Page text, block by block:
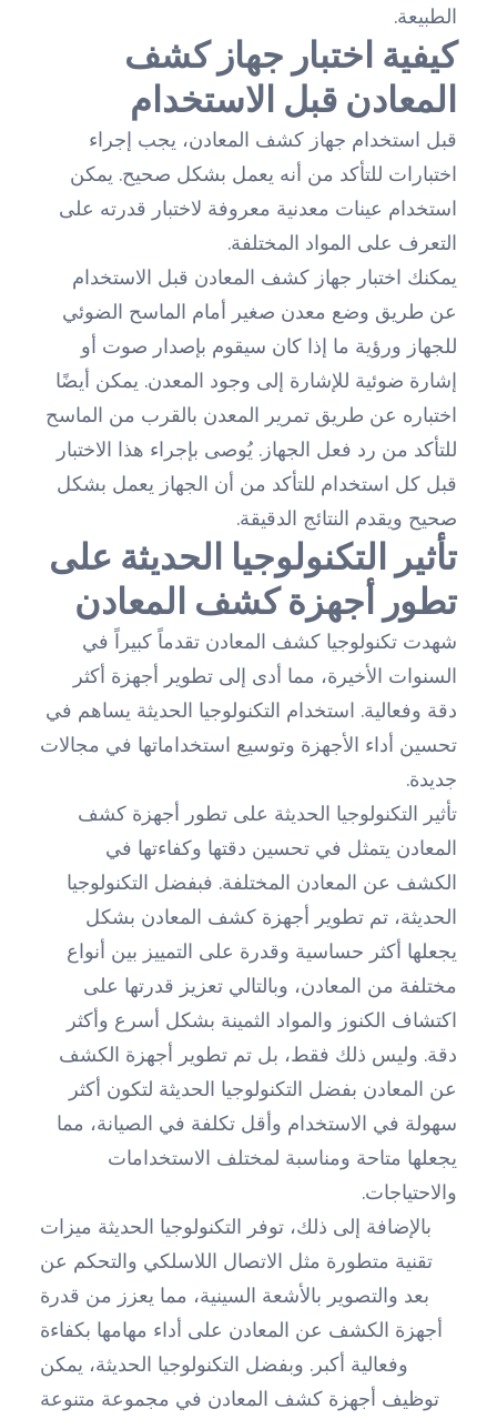
الطبيعة.
كيفية اختبار جهاز كشف
المعادن قبل الاستخدام
قبل استخدام جهاز كشف المعادن، يجب إجراء
اختبارات للتأكد من أنه يعمل بشكل صحيح. يمكن
استخدام عينات معدنية معروفة لاختبار قدرته على
التعرف على المواد المختلفة.
يمكنك اختبار جهاز كشف المعادن قبل الاستخدام
عن طريق وضع معدن صغير أمام الماسح الضوئي
للجهاز ورؤية ما إذا كان سيقوم بإصدار صوت أو
إشارة ضوئية للإشارة إلى وجود المعدن. يمكن أيضًا
اختباره عن طريق تمرير المعدن بالقرب من الماسح
للتأكد من رد فعل الجهاز. يُوصى بإجراء هذا الاختبار
قبل كل استخدام للتأكد من أن الجهاز يعمل بشكل
صحيح ويقدم النتائج الدقيقة.
تأثير التكنولوجيا الحديثة على
تطور أجهزة كشف المعادن
شهدت تكنولوجيا كشف المعادن تقدماً كبيراً في
السنوات الأخيرة، مما أدى إلى تطوير أجهزة أكثر
دقة وفعالية. استخدام التكنولوجيا الحديثة يساهم في
تحسين أداء الأجهزة وتوسيع استخداماتها في مجالات
جديدة.
تأثير التكنولوجيا الحديثة على تطور أجهزة كشف
المعادن يتمثل في تحسين دقتها وكفاءتها في
الكشف عن المعادن المختلفة. فبفضل التكنولوجيا
الحديثة، تم تطوير أجهزة كشف المعادن بشكل
يجعلها أكثر حساسية وقدرة على التمييز بين أنواع
مختلفة من المعادن، وبالتالي تعزيز قدرتها على
اكتشاف الكنوز والمواد الثمينة بشكل أسرع وأكثر
دقة. وليس ذلك فقط، بل تم تطوير أجهزة الكشف
عن المعادن بفضل التكنولوجيا الحديثة لتكون أكثر
سهولة في الاستخدام وأقل تكلفة في الصيانة، مما
يجعلها متاحة ومناسبة لمختلف الاستخدامات
والاحتياجات.
بالإضافة إلى ذلك، توفر التكنولوجيا الحديثة ميزات
تقنية متطورة مثل الاتصال اللاسلكي والتحكم عن
بعد والتصوير بالأشعة السينية، مما يعزز من قدرة
أجهزة الكشف عن المعادن على أداء مهامها بكفاءة
وفعالية أكبر. وبفضل التكنولوجيا الحديثة، يمكن
توظيف أجهزة كشف المعادن في مجموعة متنوعة